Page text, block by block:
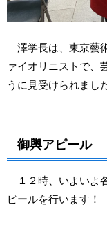
澤学長は、東京藝
ァイオリニストで、
うに見受けられまし
御輿アピール
１２時、いよいよ
ピールを行います！